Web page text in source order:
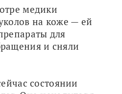
медики
на коже — ей
для
и сняли
состоянии